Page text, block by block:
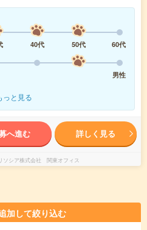
40代 50代
60代
男性
っと見る
へ進む 詳しく見る
ソシア株式会社 関東オフィス
加して絞り込む